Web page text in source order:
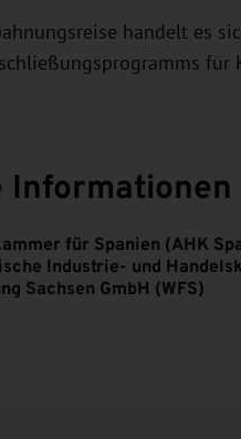
handelt es
für
für Spanien (AHK
Industrie- und
Sachsen GmbH (WFS)